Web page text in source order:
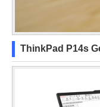
ThinkPad P14s